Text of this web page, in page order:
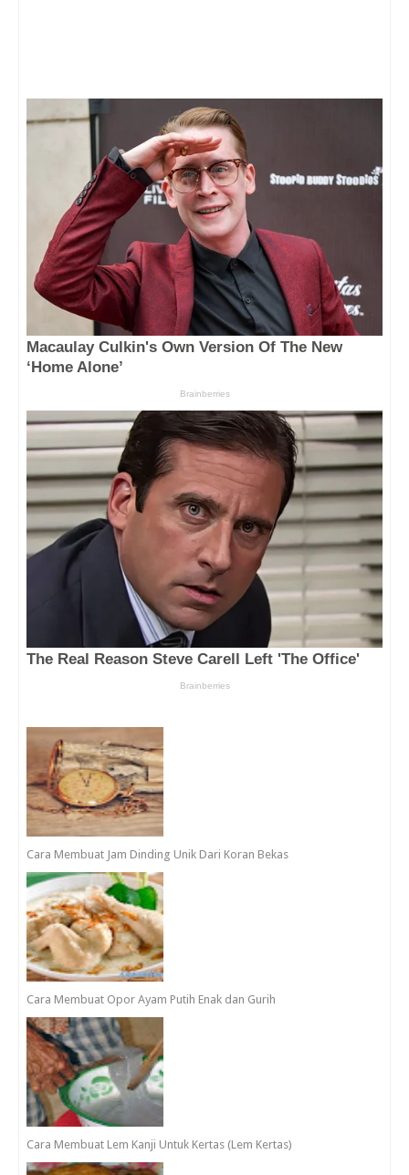
Cara Membuat Jam Dinding Unik Dari Koran Bekas
Cara Membuat Opor Ayam Putih Enak dan Gurih
Cara Membuat Lem Kanji Untuk Kertas (Lem Kertas)